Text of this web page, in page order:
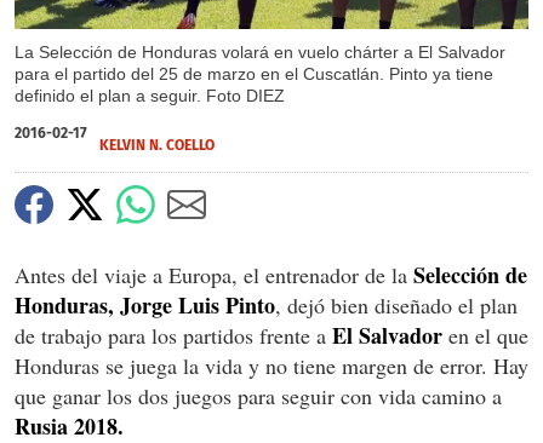
La Selección de Honduras volará en vuelo chárter a El Salvador
para el partido del 25 de marzo en el Cuscatlán. Pinto ya tiene
definido el plan a seguir. Foto DIEZ
2016-02-17
KELVIN N. COELLO
Antes del viaje a Europa, el entrenador de la Selección de
Honduras, Jorge Luis Pinto, dejó bien diseñado el plan
de trabajo para los partidos frente a El Salvador en el que
Honduras se juega la vida y no tiene margen de error. Hay
que ganar los dos juegos para seguir con vida camino a
Rusia 2018.